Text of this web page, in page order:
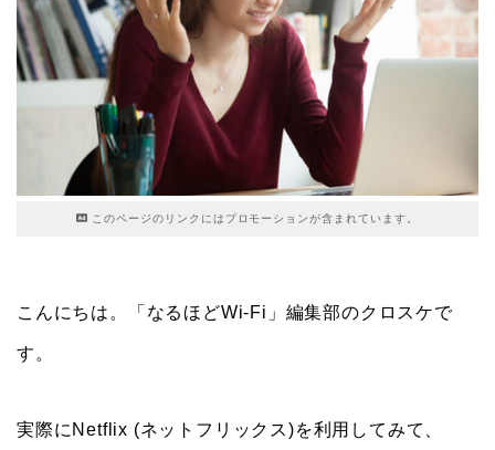
このページのリンクにはプロモーションが含まれています。
こんにちは。「なるほどWi-Fi」編集部のクロスケで
す。
実際にNetflix (ネットフリックス)を利用してみて、